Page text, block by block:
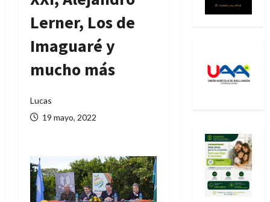
Lerner, Los de
Imaguaré y
mucho más
Lucas
19 mayo, 2022